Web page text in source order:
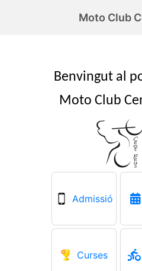
Moto Club
Curses
Admissió